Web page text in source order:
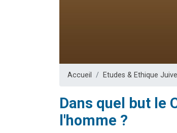
Accueil Etudes & Ethique Juive
Dans quel but le
l'homme ?